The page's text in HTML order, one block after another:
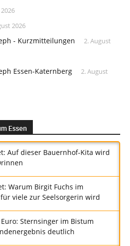
2026
- Kurzmitteilungen
2. August
Essen-Katernberg
2. August
Essen
Auf dieser Bauernhof-Kita wird
Warum Birgit Fuchs im
viele zur Seelsorgerin wird
Sternsinger im Bistum
deutlich